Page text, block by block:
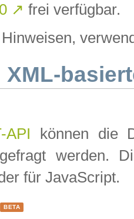
↗ frei verfügbar.
XML-
API können die
werden.
für JavaScript.
BETA